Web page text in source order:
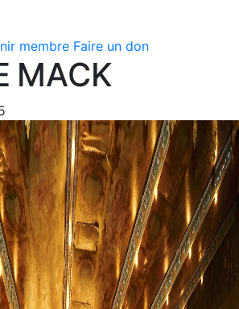
membre Faire un don
MACK